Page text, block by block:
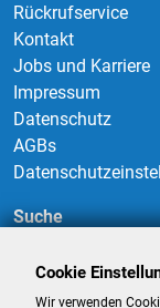
Rückrufservice
Kontakt
Jobs und Karriere
Impressum
Datenschutz
AGBs
Suche
Cookie
Wir verwenden